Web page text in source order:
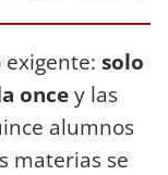
exigente: solo
oncey las
alumnos
materias se